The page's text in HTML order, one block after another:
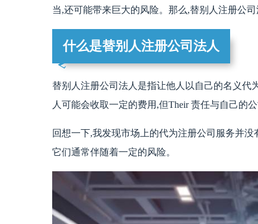
当,还可能带来巨大的风险。那么,替别人注册公
什么是替别人注册公司法人
替别人注册公司法人是指让他人以自己的名义代
人可能会收取一定的费用,但Their 责任与自己的
回想一下,我发现市场上的代为注册公司服务并
它们通常伴随着一定的风险。